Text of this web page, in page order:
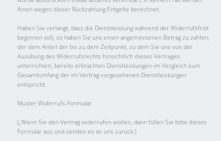
Ihnen wegen dieser Rückzahlung Entgelte berechnet.
Haben Sie verlangt, dass die Dienstleistung während der Widerrufsfrist
beginnen soll, so haben Sie uns einen angemessenen Betrag zu zahlen,
der dem Anteil der bis zu dem Zeitpunkt, zu dem Sie uns von der
Ausübung des Widerrufsrechts hinsichtlich dieses Vertrages
unterrichten, bereits erbrachten Dienstleistungen im Vergleich zum
Gesamtumfang der im Vertrag vorgesehenen Dienstleistungen
entspricht.
Muster Widerrufs-Formular
(„Wenn Sie den Vertrag widerrufen wollen, dann füllen Sie bitte dieses
Formular aus und senden es an uns zurück.)